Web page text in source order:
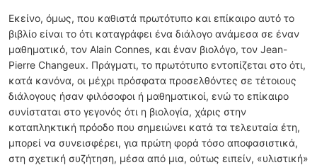
Εκείνο, όμως, που καθιστά πρωτότυπο και επίκαιρο αυτό το
βιβλίο είναι το ότι καταγράφει ένα διάλογο ανάμεσα σε έναν
μαθηματικό, τον Alain Connes, και έναν βιολόγο, τον Jean-
Pierre Changeux. Πράγματι, το πρωτότυπο εντοπίζεται στο ότι,
κατά κανόνα, οι μέχρι πρόσφατα προσελθόντες σε τέτοιους
διάλογους ήσαν φιλόσοφοι ή μαθηματικοί, ενώ το επίκαιρο
συνίσταται στο γεγονός ότι η βιολογία, χάρις στην
καταπληκτική πρόοδο που σημειώνει κατά τα τελευταία έτη,
μπορεί να συνεισφέρει, για πρώτη φορά τόσο αποφασιστικά,
στη σχετική συζήτηση, μέσα από μια, ούτως ειπείν, «υλιστική»